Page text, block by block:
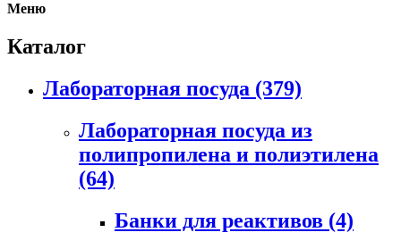
Меню
Каталог
Лабораторная посуда (379)
Лабораторная посуда из
полипропилена и полиэтилена
(64)
Банки для реактивов (4)